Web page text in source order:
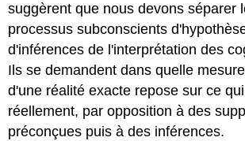
suggèrent que nous devons séparer
processus subconscients
d'inférences de l'interprétation des
Ils se demandent dans quelle
d'une réalité exacte repose sur ce
réellement, par opposition à des
préconçues puis à des inférences.